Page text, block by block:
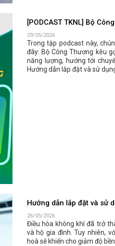
[PODCAST TKNL] Bộ
29/05/2026
Trong tập podcast này,
đây: Bộ Công Thương kêu
năng lượng, hướng tới
Hướng dẫn lắp đặt và sử
Hướng dẫn lắp đặt và sử
26/05/2026
Điều hòa không khí đã trở
và hộ gia đình. Tuy nhiên,
hoà sẽ khiến cho giảm độ